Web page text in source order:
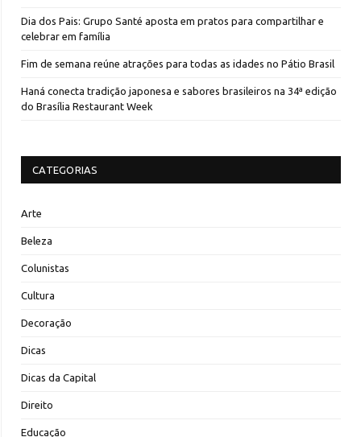
Dia dos Pais: Grupo Santé aposta em pratos para compartilhar e
celebrar em família
Fim de semana reúne atrações para todas as idades no Pátio Brasil
Haná conecta tradição japonesa e sabores brasileiros na 34ª edição
do Brasília Restaurant Week
CATEGORIAS
Arte
Beleza
Colunistas
Cultura
Decoração
Dicas
Dicas da Capital
Direito
Educação